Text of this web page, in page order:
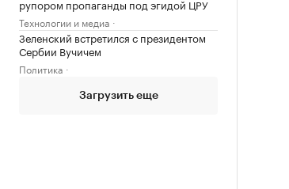
рупором пропаганды под эгидой ЦРУ
Технологии и медиа
Зеленский встретился с президентом
Сербии Вучичем
Политика
Загрузить еще